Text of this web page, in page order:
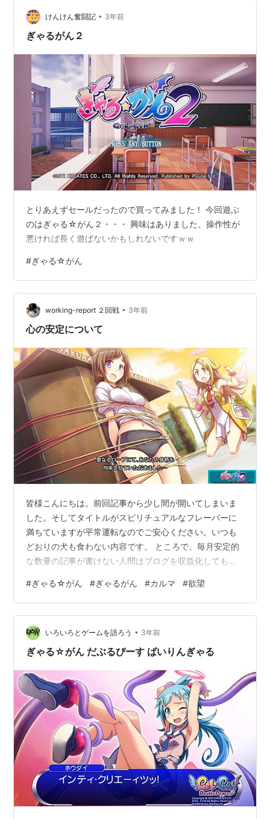
クリック
ぎゃる☆がん ＢＥＳＴ
メディア:Video Game
この商品を含むブログ (3件) を見る
ぎゃる☆がん だぶるぴーす(通常
版)(特典なし) - PS4
ぎゃる☆がん だぶるぴーす (通常
版) (早期購入特典「衣装DLC:破
れすぎた制服」 同梱) - PS4
メディア:Video Game
この商品を含むブログ (5件) を見る
ぎゃる☆がん だぶるぴーす (通常
版) (早期購入特典「衣装DLC:破
【Amazon.co.jp限定】特典「オ
リジナル衣装DLC:段ボール」 付
(2015年8月6日注文分まで) -
PS4
メディア:Video Game
この商品を含むブログ (4件) を見る
ぎゃる☆がん だぶるぴーす(通常
版)(特典なし) - PS Vita
出版社/メーカー: アルケミスト
発売日:
2015/08/06
メディア:
Video Game
この商品を含むブログを見る
ぎゃる☆がん だぶるぴーす (通常
版) (早期購入特典「衣装DLC:破
れすぎた制服」 同梱) - PS Vita
メディア:Video Game
この商品を含むブログ (5件) を見る
けんけん奮闘記 • 3年前
ぎゃるがん２
とりあえずセールだったので買ってみました！ 今回遊ぶ
のはぎゃる☆がん２・・・ 興味はありました、操作性が
悪ければ長く遊ばないかもしれないですｗｗ
#ぎゃる☆がん
working-report ２回戦 • 3年前
心の安定について
皆様こんにちは。前回記事から少し間が開いてしまいま
した。そしてタイトルがスピリチュアルなフレーバーに
満ちていますが平常運転なのでご安心ください。いつも
どおりの犬も食わない内容です。 ところで、毎月安定的
な数量の記事が書けない人間はブログを収益化しても絶
百万の収益を叩き出し、そこそこのおうちでYouTuberの
まねごとをして視野狭窄のネトウヨをおちょくりながら
も根強いスパチャ信者を獲得し、リリスちゃんみたいな
メイドさんに住み込みで働いてもらってウハウハデレデ
レな老後を送ることですが、どうやら現実を直視しない
#ぎゃる☆がん #ぎゃるがん #カルマ #欲望
いろいろとゲームを語ろう • 3年前
ぎゃる☆がん だぶるぴーす ばいりんぎゃる